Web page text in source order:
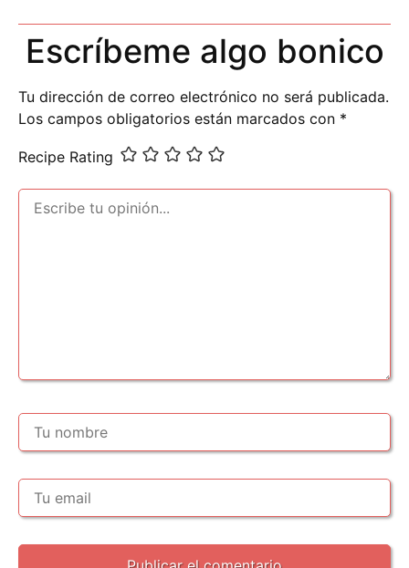
Escríbeme algo bonico
Tu dirección de correo electrónico no será publicada.
Los campos obligatorios están marcados con *
Recipe Rating